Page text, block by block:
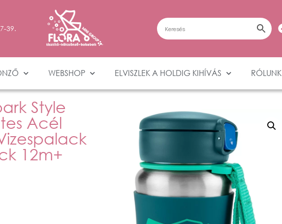
39.
WEBSHOP ELVISZLEK A HOLDIG KIHÍVÁS RÓLUNK
Style
Acél
12m+